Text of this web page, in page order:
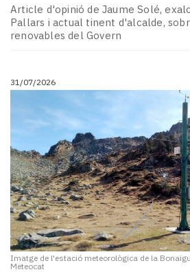
Article d'opinió de Jaume Solé,
Pallars i actual tinent d'alcalde,
renovables del Govern
31/07/2026
Imatge de l'estació meteorològica de la
Meteocat